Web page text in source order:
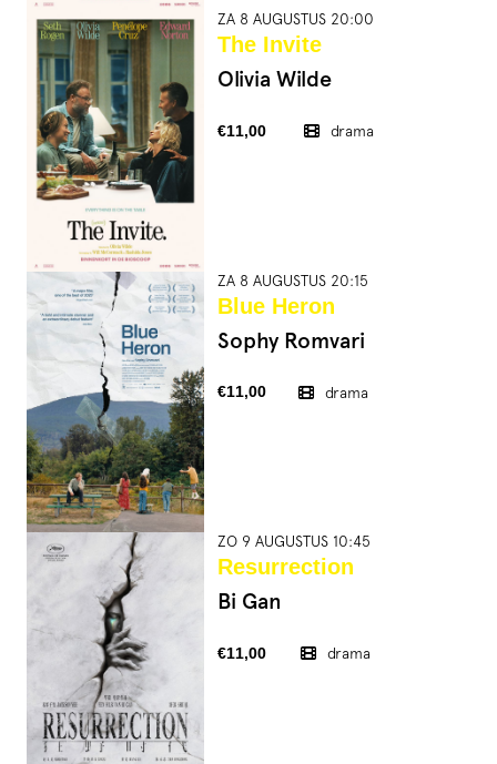
ZA 8 AUGUSTUS 20:00
The Invite
Olivia Wilde
€11,00 drama
ZA 8 AUGUSTUS 20:15
Blue Heron
Sophy Romvari
€11,00 drama
ZO 9 AUGUSTUS 10:45
Resurrection
Bi Gan
€11,00 drama